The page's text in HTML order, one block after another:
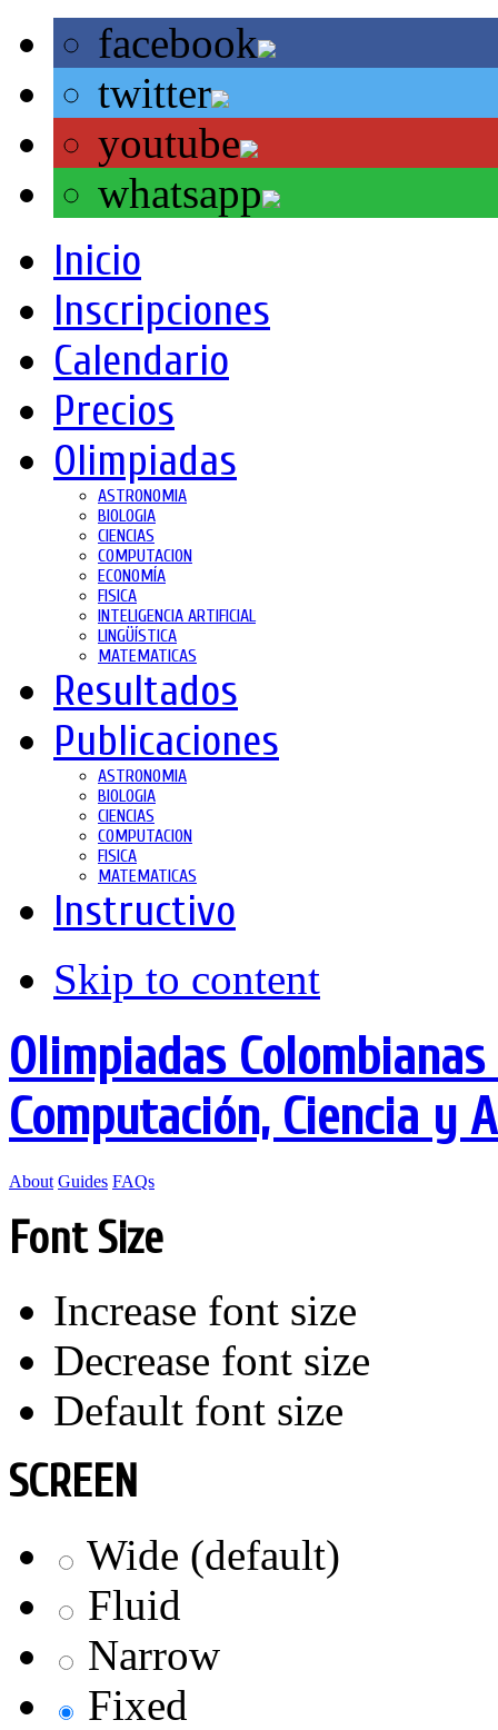
facebook
twitter
youtube
whatsapp
Inicio
Inscripciones
Calendario
Precios
Olimpiadas
ASTRONOMIA
BIOLOGIA
CIENCIAS
COMPUTACION
ECONOMÍA
FISICA
INTELIGENCIA ARTIFICIAL
LINGÜÍSTICA
MATEMATICAS
Resultados
Publicaciones
ASTRONOMIA
BIOLOGIA
CIENCIAS
COMPUTACION
FISICA
MATEMATICAS
Instructivo
Skip to content
Olimpiadas
Computación, Ciencia y
About Guides FAQs
Font Size
Increase font size
Decrease font size
Default font size
SCREEN
Wide (default)
Fluid
Narrow
Fixed